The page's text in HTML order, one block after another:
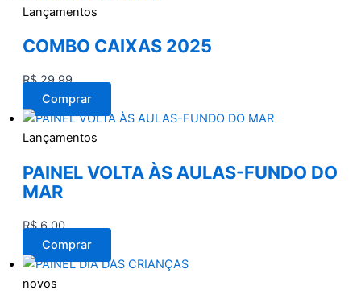
Lançamentos
COMBO CAIXAS 2025
R$29,99
Comprar
Lançamentos
PAINEL VOLTA ÀS AULAS-FUNDO DO
MAR
R$6,00
Comprar
novos